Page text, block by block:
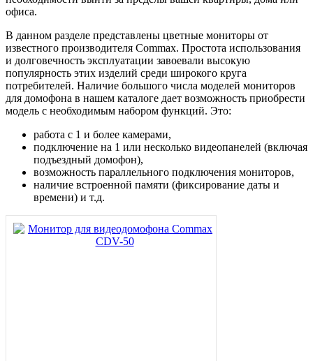
офиса.
В данном разделе представлены цветные мониторы от
известного производителя Commax. Простота использования
и долговечность эксплуатации завоевали высокую
популярность этих изделий среди широкого круга
потребителей. Наличие большого числа моделей мониторов
для домофона в нашем каталоге дает возможность приобрести
модель с необходимым набором функций. Это:
работа с 1 и более камерами,
подключение на 1 или несколько видеопанелей (включая
подъездный домофон),
возможность параллельного подключения мониторов,
наличие встроенной памяти (фиксирование даты и
времени) и т.д.